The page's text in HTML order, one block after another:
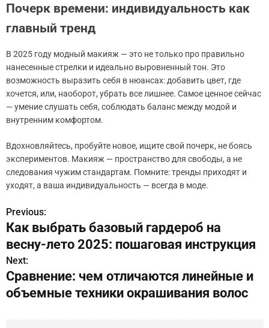
Почерк времени: индивидуальность как
главный тренд
В 2025 году модный макияж — это не только про правильно
нанесенные стрелки и идеально выровненный тон. Это
возможность выразить себя в нюансах: добавить цвет, где
хочется, или, наоборот, убрать все лишнее. Самое ценное сейчас
— умение слушать себя, соблюдать баланс между модой и
внутренним комфортом.
Вдохновляйтесь, пробуйте новое, ищите свой почерк, не боясь
экспериментов. Макияж — пространство для свободы, а не
следования чужим стандартам. Помните: тренды приходят и
уходят, а ваша индивидуальность — всегда в моде.
Н
а
в
и
Previous:
Как выбрать базовый гардероб на
весну-лето 2025: пошаговая инструкция
Next:
Сравнение: чем отличаются линейные и
объемные техники окрашивания волос